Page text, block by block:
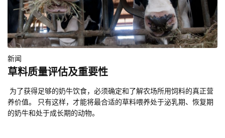
新闻
草料质量评估及重要性
为了获得足够的奶牛饮食，必须确定和了解农场所用饲料的真正营
养价值。 只有这样，才能将最合适的草料喂养处于泌乳期、恢复期
的奶牛和处于成长期的动物。